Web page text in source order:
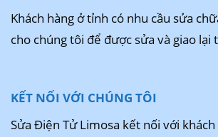
Khách hàng ở tỉnh có nhu cầu sửa
cho chúng tôi để được sửa và giao lại
KẾT NỐI VỚI CHÚNG TÔI
Sửa Điện Tử Limosa kết nối với khách